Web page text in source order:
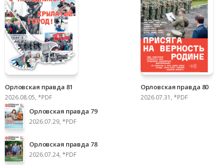
Орловская правда 81
2026.08.05, *PDF
Орловская правда 80
2026.07.31, *PDF
Орловская правда 79
2026.07.29, *PDF
Орловская правда 78
2026.07.24, *PDF